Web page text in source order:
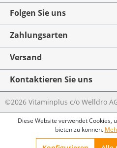
Folgen Sie uns
Zahlungsarten
Versand
Kontaktieren Sie uns
©2026 Vitaminplus c/o Welldro
Diese Website verwendet Cookies,
bieten zu können.